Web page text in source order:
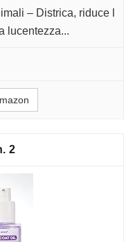
– Districa, riduce l
lucentezza...
2